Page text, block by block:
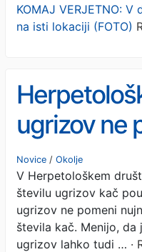
KOMAJ VERJETNO:
na isti lokaciji (FOTO)
ugrizov ne
– ugriznejo
primeru
Novice / Okolje
V Herpetološkem
številu ugrizov kač
ugrizov ne pomeni
števila kač. Menijo,
ugrizov lahko tudi … ·